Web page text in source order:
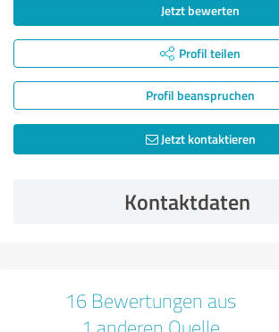
Jetzt bewerten
Profil teilen
Profil beanspruchen
Jetzt kontaktieren
Kontaktdaten
16 Bewertungen aus
1 anderen Quelle